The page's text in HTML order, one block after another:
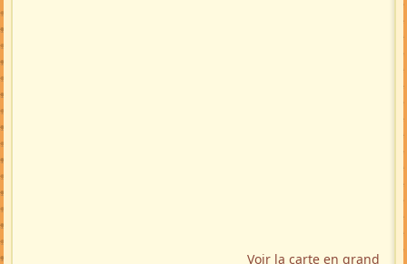
Voir la carte en grand